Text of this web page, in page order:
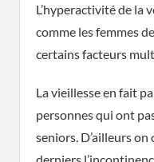
L’hyperactivité de la
comme les femmes
certains facteurs
La vieillesse en fait
personnes qui ont
seniors. D’ailleurs
derniers